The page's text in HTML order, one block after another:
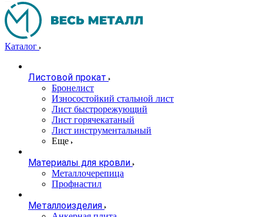
Каталог
Листовой прокат
Бронелист
Износостойкий стальной лист
Лист быстрорежующий
Лист горячекатаный
Лист инструментальный
Еще
Материалы для кровли
Металлочерепица
Профнастил
Металлоизделия